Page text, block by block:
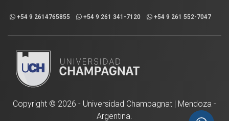
+54 9 2614765855 +54 9 261 341-7120 +54 9 261 552-7047
Copyright © 2026 - Universidad Champagnat | Mendoza -
Argentina.